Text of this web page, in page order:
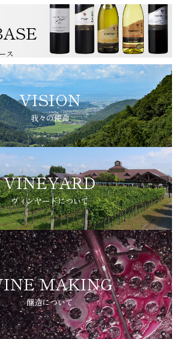
ス
VISION
我々の使命
VINEYARD
ヴィンヤードについて
MAKING
醸造について